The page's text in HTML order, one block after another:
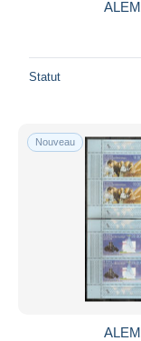
Statut
Nouveau